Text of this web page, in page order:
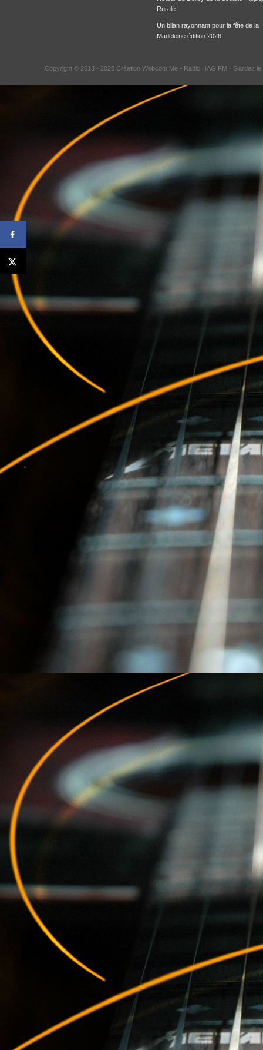
Rurale
Un bilan rayonnant pour la fête de la
Madeleine édition 2026
Copyright © 2013 - 2026 Création Webcom.Me - Radio HAG FM - Gardez le